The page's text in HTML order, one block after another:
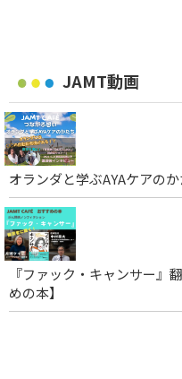
JAMT動画
オランダと学ぶAYAケアのか
『ファック・キャンサー』
めの本】